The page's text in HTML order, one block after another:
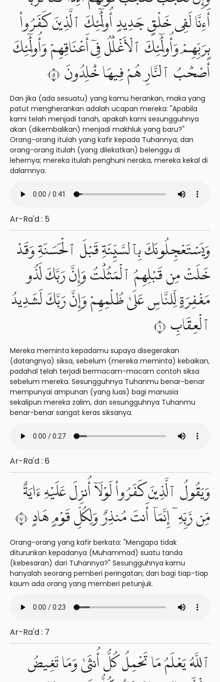
أَءِنَّا لَفِى خَلْقٍ جَدِيدٍ أُو۟لَٰٓئِكَ ٱلَّذِينَ كَفَرُوا۟
بِرَبِّهِمْ وَأُو۟لَٰٓئِكَ ٱلْأَغْلَٰلُ فِىٓ أَعْنَاقِهِمْ وَأُو۟لَٰٓئِكَ
أَصْحَٰبُ ٱلنَّارِ هُمْ فِيهَا خَٰلِدُونَ ٥
Dan jika (ada sesuatu) yang kamu herankan, maka yang
patut mengherankan adalah ucapan mereka: "Apabila
kami telah menjadi tanah, apakah kami sesungguhnya
akan (dikembalikan) menjadi makhluk yang baru?"
Orang-orang itulah yang kafir kepada Tuhannya; dan
orang-orang itulah (yang dilekatkan) belenggu di
lehernya; mereka itulah penghuni neraka, mereka kekal di
dalamnya.
Ar-Ra'd : 5
وَيَسْتَعْجِلُونَكَ بِٱلسَّيِّئَةِ قَبْلَ ٱلْحَسَنَةِ وَقَدْ
خَلَتْ مِن قَبْلِهِمُ ٱلْمَثُلَٰتُ وَإِنَّ رَبَّكَ لَذُو
مَغْفِرَةٍ لِّلنَّاسِ عَلَىٰ ظُلْمِهِمْ وَإِنَّ رَبَّكَ لَشَدِيدُ
ٱلْعِقَابِ ٦
Mereka meminta kepadamu supaya disegerakan
(datangnya) siksa, sebelum (mereka meminta) kebaikan,
padahal telah terjadi bermacam-macam contoh siksa
sebelum mereka. Sesungguhnya Tuhanmu benar-benar
mempunyai ampunan (yang luas) bagi manusia
sekalipun mereka zalim, dan sesungguhnya Tuhanmu
benar-benar sangat keras siksanya.
Ar-Ra'd : 6
وَيَقُولُ ٱلَّذِينَ كَفَرُوا۟ لَوْلَآ أُنزِلَ عَلَيْهِ ءَايَةٌ
مِّن رَّبِّهِۦٓ إِنَّمَآ أَنتَ مُنذِرٌ وَلِكُلِّ قَوْمٍ هَادٍ ٧
Orang-orang yang kafir berkata: "Mengapa tidak
diturunkan kepadanya (Muhammad) suatu tanda
(kebesaran) dari Tuhannya?" Sesungguhnya kamu
hanyalah seorang pemberi peringatan; dan bagi tiap-tiap
kaum ada orang yang memberi petunjuk.
Ar-Ra'd : 7
ٱللَّهُ يَعْلَمُ مَا تَحْمِلُ كُلُّ أُنثَىٰ وَمَا تَغِيضُ